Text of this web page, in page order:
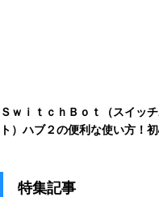
ＳｗｉｔｃｈＢｏｔ（スイッ
ト）ハブ２の便利な使い方！
特集記事